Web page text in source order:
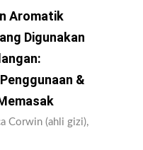
Aromatik
Digunakan
&
Corwin (ahli gizi),